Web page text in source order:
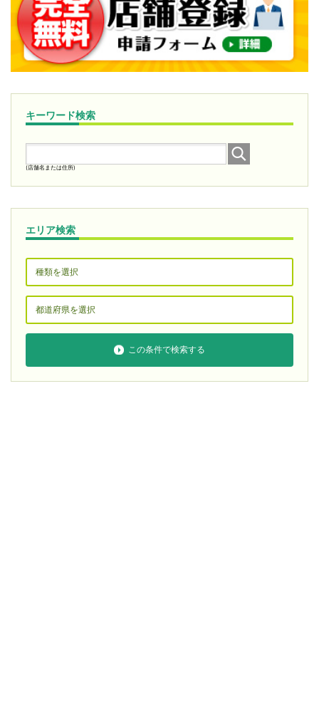
キーワード検索
(店舗名または住所)
エリア検索
この条件で検索する